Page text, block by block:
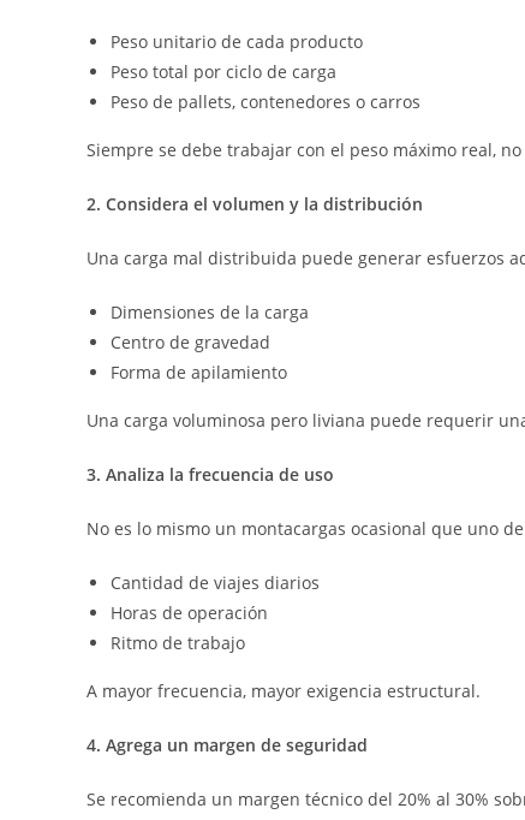
Peso unitario de cada producto
Peso total por ciclo de carga
Peso de pallets, contenedores o carros
Siempre se debe trabajar con el peso máximo real,
2. Considera el volumen y la distribución
Una carga mal distribuida puede generar esfuerzos
Dimensiones de la carga
Centro de gravedad
Forma de apilamiento
Una carga voluminosa pero liviana puede requerir
3. Analiza la frecuencia de uso
No es lo mismo un montacargas ocasional que uno
Cantidad de viajes diarios
Horas de operación
Ritmo de trabajo
A mayor frecuencia, mayor exigencia estructural.
4. Agrega un margen de seguridad
Se recomienda un margen técnico del 20% al 30%